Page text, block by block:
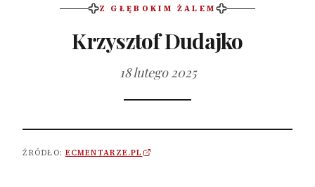
Z GŁĘBOKIM ŻALEM
Krzysztof Dudajko
18 lutego 2025
ŹRÓDŁO: ECMENTARZE.PL